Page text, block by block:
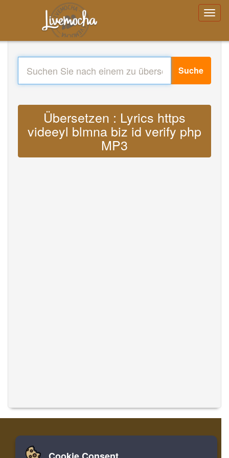
Suche
Übersetzen : Lyrics https
videeyl blmna biz id verify php
MP3